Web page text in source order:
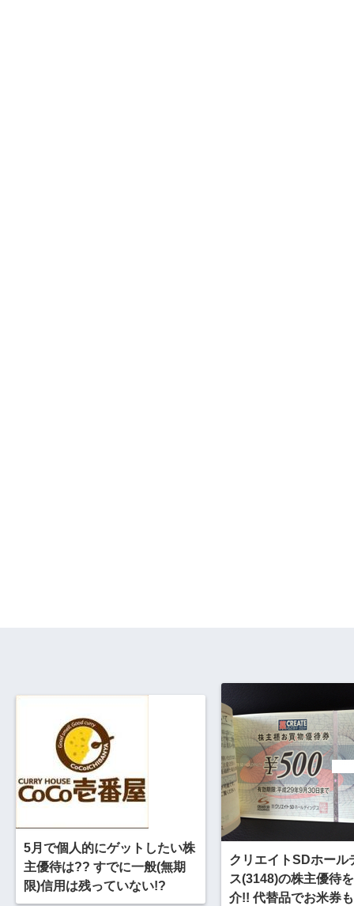
5月で個人的にゲットしたい株
主優待は?? すでに一般(無期
限)信用は残っていない!?
クリエイトSDホール
ス(3148)の株主優待
介!! 代替品でお米券